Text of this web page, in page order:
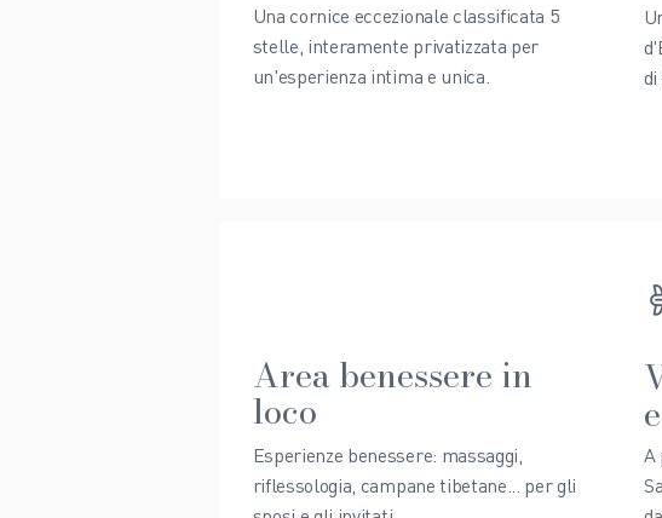
Una cornice eccezionale classificata 5
stelle, interamente privatizzata per
un'esperienza intima e unica.
Area benessere in
loco
Esperienze benessere: massaggi,
riflessologia, campane tibetane... per gli
A